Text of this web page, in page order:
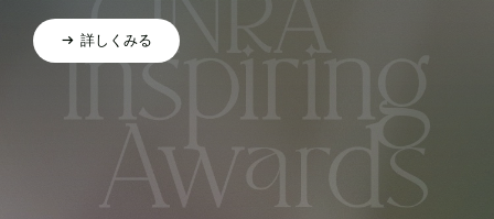
詳しくみる